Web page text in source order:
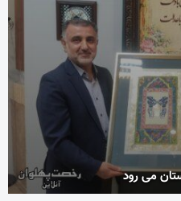
می رود